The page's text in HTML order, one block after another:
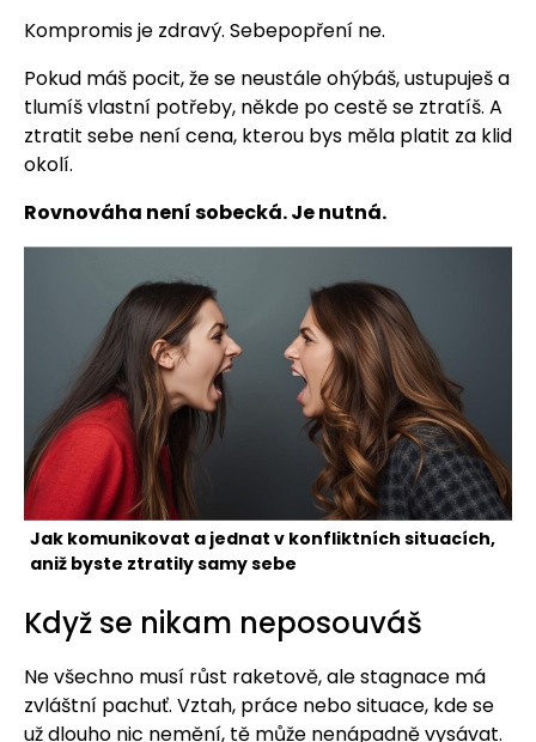
Kompromis je zdravý. Sebepopření ne.
Pokud máš pocit, že se neustále ohýbáš, ustupuješ a
tlumíš vlastní potřeby, někde po cestě se ztratíš. A
ztratit sebe není cena, kterou bys měla platit za klid
okolí.
Rovnováha není sobecká. Je nutná.
Jak komunikovat a jednat v konfliktních situacích,
aniž byste ztratily samy sebe
Když se nikam neposouváš
Ne všechno musí růst raketově, ale stagnace má
zvláštní pachuť. Vztah, práce nebo situace, kde se
už dlouho nic nemění, tě může nenápadně vysávat.